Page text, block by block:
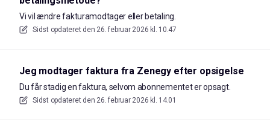
Vi vil ændre fakturamodtager eller betaling.
Sidst opdateret den 26. februar 2026 kl. 10.47
Jeg modtager faktura fra Zenegy efter opsigelse
Du får stadig en faktura, selvom abonnementet er opsagt.
Sidst opdateret den 26. februar 2026 kl. 14.01